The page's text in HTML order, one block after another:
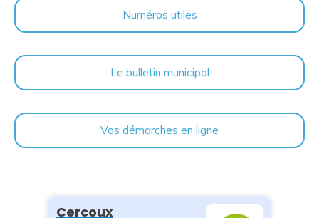
Numéros utiles
Le bulletin municipal
Vos démarches en ligne